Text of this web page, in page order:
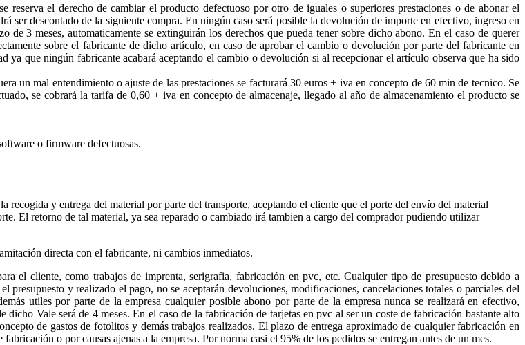
el derecho de cambiar el producto defectuoso por otro de iguales o superiores prestaciones o de abonar el
ser descontado de la siguiente compra. En ningún caso será posible la devolución de importe en efectivo, ingreso en
3 meses, automaticamente se extinguirán los derechos que pueda tener sobre dicho abono. En el caso de querer
sobre el fabricante de dicho artículo, en caso de aprobar el cambio o devolución por parte del fabricante en
que ningún fabricante acabará aceptando el cambio o devolución si al recepcionar el artículo observa que ha sido
un mal entendimiento o ajuste de las prestaciones se facturará 30 euros + iva en concepto de 60 min de tecnico. Se
se cobrará la tarifa de 0,60 + iva en concepto de almacenaje, llegado al año de almacenamiento el producto se
o firmware defectuosas.
y entrega del material por parte del transporte, aceptando el cliente que el porte del envío del material
El retorno de tal material, ya sea reparado o cambiado irá tambien a cargo del comprador pudiendo utilizar
directa con el fabricante, ni cambios inmediatos.
el cliente, como trabajos de imprenta, serigrafia, fabricación en pvc, etc. Cualquier tipo de presupuesto debido a
y realizado el pago, no se aceptarán devoluciones, modificaciones, cancelaciones totales o parciales del
utiles por parte de la empresa cualquier posible abono por parte de la empresa nunca se realizará en efectivo,
Vale será de 4 meses. En el caso de la fabricación de tarjetas en pvc al ser un coste de fabricación bastante alto
de gastos de fotolitos y demás trabajos realizados. El plazo de entrega aproximado de cualquier fabricación en
o por causas ajenas a la empresa. Por norma casi el 95% de los pedidos se entregan antes de un mes.